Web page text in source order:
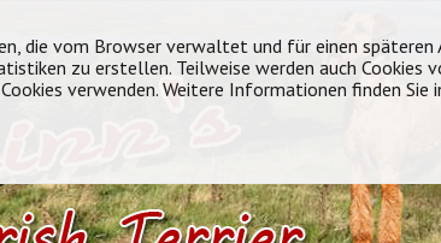
die vom Browser verwaltet und für einen
zu erstellen. Teilweise werden auch Cookies
verwenden. Weitere Informationen finden Sie